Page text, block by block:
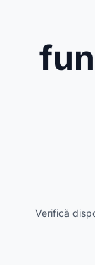
Verifică